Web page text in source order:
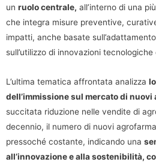
un ruolo centrale, all’interno di una
che integra misure preventive,
impatti, anche basate
sull’utilizzo di innovazioni
L’ultima tematica affrontata analizza
dell’immissione sul mercato di nuovi
succitata riduzione nelle vendite di
decennio, il numero di nuovi
pressoché costante, indicando una
all’innovazione e alla sostenibilità,